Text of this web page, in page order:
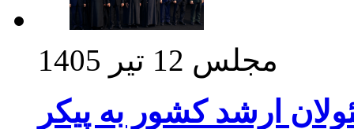
مجلس 12 تیر 1405
ارشد کشور به پیکر